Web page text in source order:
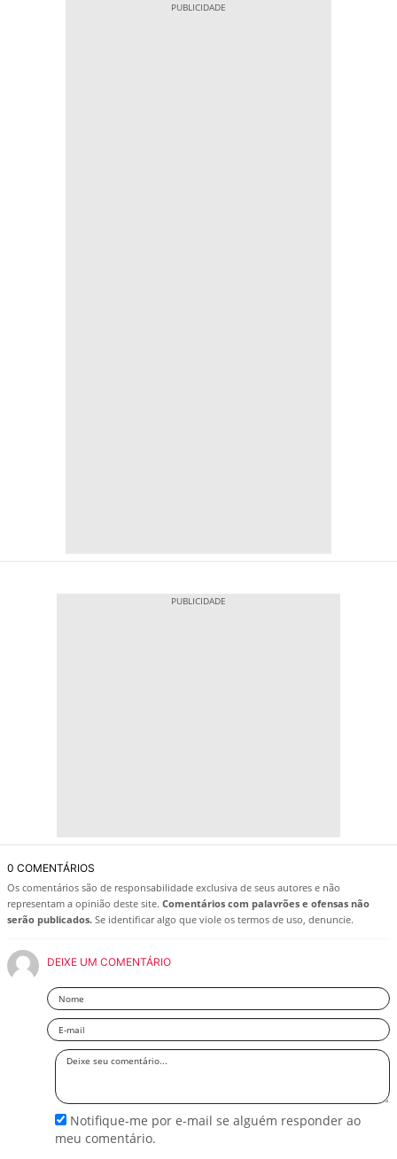
0 COMENTÁRIOS
Os comentários são de responsabilidade exclusiva de seus autores e não
representam a opinião deste site. Comentários com palavrões e ofensas não
serão publicados. Se identificar algo que viole os termos de uso, denuncie.
DEIXE UM COMENTÁRIO
Nome
Email
Deixe
Notifique-me por e-mail se alguém responder ao
meu comentário.